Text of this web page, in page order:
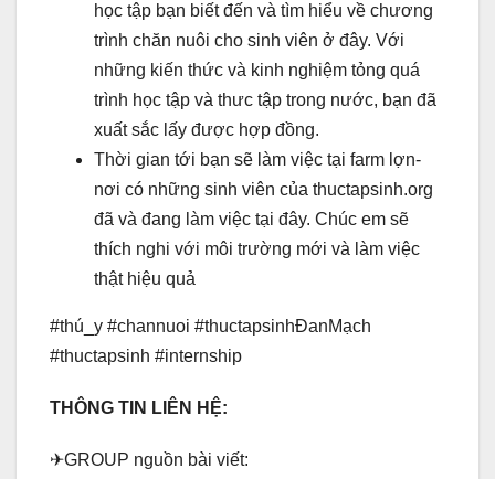
học tập bạn biết đến và tìm hiểu về chương
trình chăn nuôi cho sinh viên ở đây. Với
những kiến thức và kinh nghiệm tỏng quá
trình học tập và thưc tập trong nước, bạn đã
xuất sắc lấy được hợp đồng.
Thời gian tới bạn sẽ làm việc tại farm lợn-
nơi có những sinh viên của thuctapsinh.org
đã và đang làm việc tại đây. Chúc em sẽ
thích nghi với môi trường mới và làm việc
thật hiệu quả
#thú_y #channuoi #thuctapsinhĐanMạch
#thuctapsinh #internship
THÔNG TIN LIÊN HỆ:
✈GROUP nguồn bài viết: